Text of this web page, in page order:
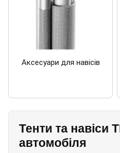
Тенти та навіси
автомобіля
Аксесуари для навісів